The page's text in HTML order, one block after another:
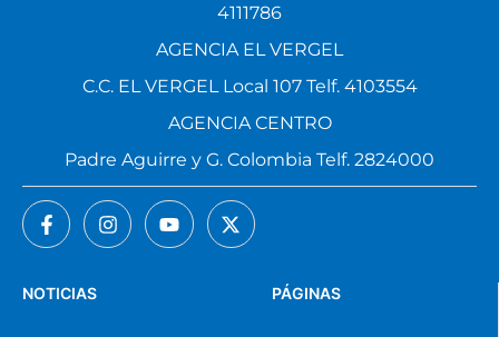
PÁGINAS
NOTICIAS
4111786
AGENCIA EL VERGEL
C.C. EL VERGEL Local 107 Telf. 4103554
AGENCIA CENTRO
Padre Aguirre y G. Colombia Telf. 2824000